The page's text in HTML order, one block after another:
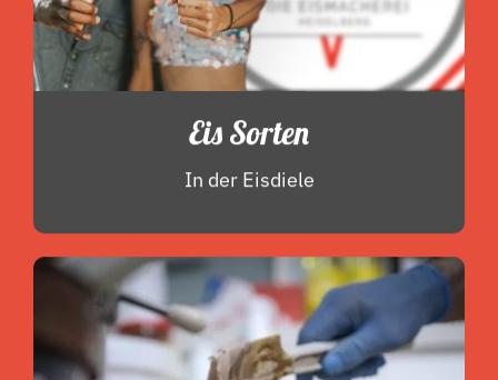
Eis Sorten
In der Eisdiele